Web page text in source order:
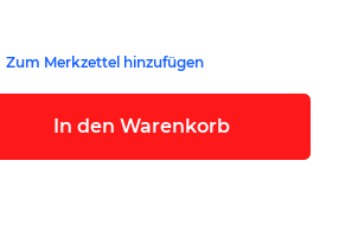
Zum Merkzettel hinzufügen
In den Warenkorb